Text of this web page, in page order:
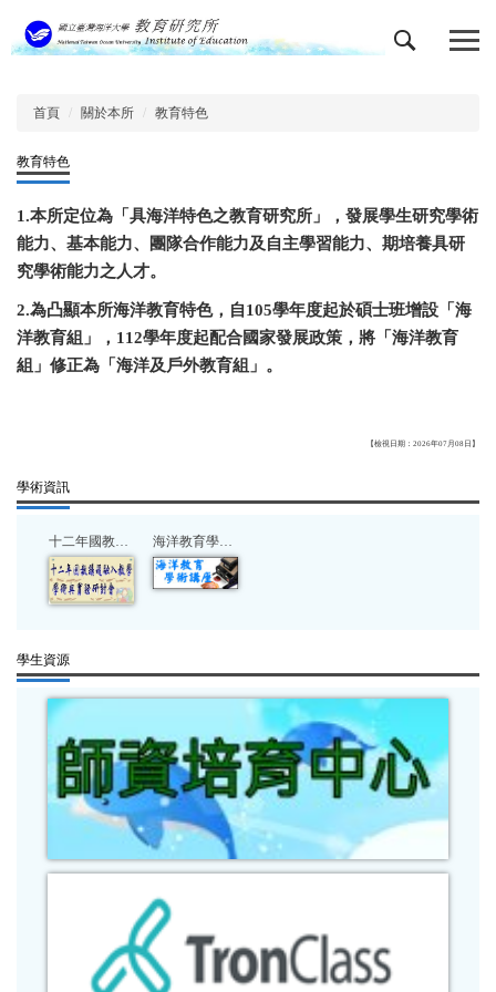
主
首頁 關於本所 教育特色
教育特色
1.本所定位為「具海洋特色之教育研究所」，發展學生研究學術
能力、基本能力、團隊合作能力及自主學習能力、期培養具研
究學術能力之人才。
2.為凸顯本所海洋教育特色，自105學年度起於碩士班增設「海
洋教育組」，112學年度起配合國家發展政策，將「海洋教育
組」修正為「海洋及戶外教育組」。
【檢視日期：2026年07月08日】
學術資訊
十二年國教議題融入教學研討會 海洋教育學術講座
學生資源